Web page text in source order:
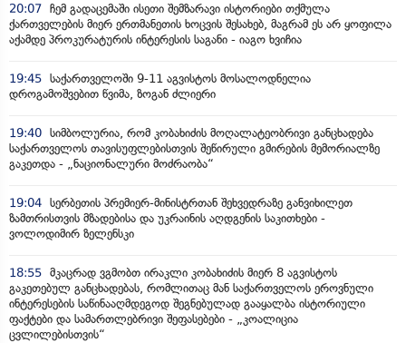
20:07 ჩემ გადაცემაში ისეთი შემზარავი ისტორიები თქმულა
ქართველების მიერ ერთმანეთის ხოცვის შესახებ, მაგრამ ეს არ ყოფილა
აქამდე პროკურატურის ინტერესის საგანი - იაგო ხვიჩია
19:45 საქართველოში 9-11 აგვისტოს მოსალოდნელია
დროგამოშვებით წვიმა, ზოგან ძლიერი
19:40 სიმბოლურია, რომ კობახიძის მოღალატეობრივი განცხადება
საქართველოს თავისუფლებისთვის შეწირული გმირების მემორიალზე
გაკეთდა - „ნაციონალური მოძრაობა“
19:04 სერბეთის პრემიერ-მინისტრთან შეხვედრაზე განვიხილეთ
ზამთრისთვის მზადებისა და უკრაინის აღდგენის საკითხები -
ვოლოდიმირ ზელენსკი
18:55 მკაცრად ვგმობთ ირაკლი კობახიძის მიერ 8 აგვისტოს
გაკეთებულ განცხადებას, რომლითაც მან საქართველოს ეროვნული
ინტერესების საწინააღმდეგოდ შეგნებულად გააყალბა ისტორიული
ფაქტები და სამართლებრივი შეფასებები - „კოალიცია
ცვლილებისთვის“